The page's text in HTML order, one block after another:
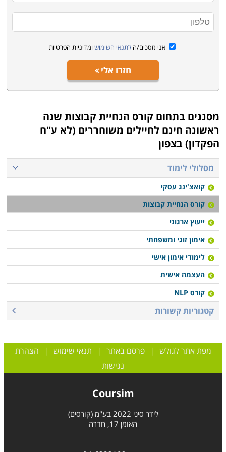
רפואה משלימה, מנחי קבוצות ארגוניות או תהליכים
טיפוליים, סדנאות זהות, מנהיגות ועוד רבות אחרות. לימודי
קורס הנחיית קבוצות ניתן למצוא בכל רחבי הארץ, בכל
הערים הגדולות, כמו גם במכללות פרטיות, במכונים ללימודי
המשך של האוניברסיטאות.
אני מסכים/ה לתנאי השימוש ומדיניות הפרטיות
חזרו אלי
מסננים בתחום קורס הנחיית קבוצות שנה
ראשונה חינם לחיילים משוחררים (לא ע"ח
הפקדון) בצפון
מסלולי לימוד
קואצ'ינג עסקי
קורס הנחיית קבוצות
ייעוץ ארגוני
אימון זוגי ומשפחתי
לימודי אימון אישי
העצמה אישית
קורס NLP
קטגוריות קשורות
מפת אתר לגולש |פרסם באתר | תנאי שימוש | הצהרת
נגישות
Coursim
לידר סיני 2022 בע"מ (קורסים)
האומן 17, חדרה